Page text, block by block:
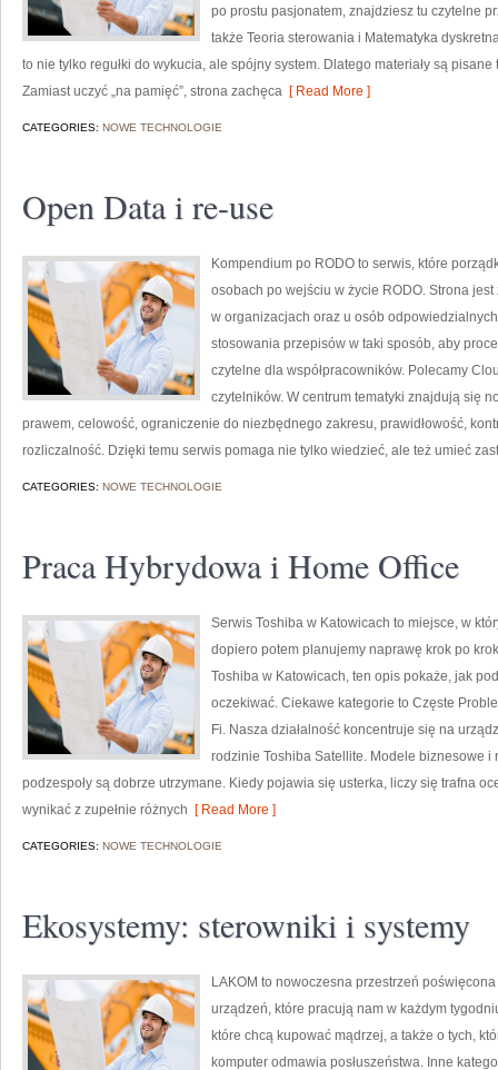
po prostu pasjonatem, znajdziesz tu czytelne
także Teoria sterowania i Matematyka
to nie tylko regułki do wykucia, ale spójny system. Dlatego materiały są
Zamiast uczyć „na pamięć”, strona zachęca [ Read More ]
CATEGORIES: NOWE TECHNOLOGIE
Open Data i re-use
Kompendium po RODO to serwis, które
osobach po wejściu w życie RODO. Strona
w organizacjach oraz u osób
stosowania przepisów w taki sposób, aby
czytelne dla współpracowników. Polecamy
czytelników. W centrum tematyki znajdują się
prawem, celowość, ograniczenie do niezbędnego zakresu, prawidłowość,
rozliczalność. Dzięki temu serwis pomaga nie tylko wiedzieć, ale też umieć
CATEGORIES: NOWE TECHNOLOGIE
Praca Hybrydowa i Home Office
Serwis Toshiba w Katowicach to miejsce, w
dopiero potem planujemy naprawę krok po
Toshiba w Katowicach, ten opis pokaże, jak
oczekiwać. Ciekawe kategorie to Częste
Fi. Nasza działalność koncentruje się na
rodzinie Toshiba Satellite. Modele biznesowe i
podzespoły są dobrze utrzymane. Kiedy pojawia się usterka, liczy się trafna
wynikać z zupełnie różnych [ Read More ]
CATEGORIES: NOWE TECHNOLOGIE
Ekosystemy: sterowniki i systemy
LAKOM to nowoczesna przestrzeń
urządzeń, które pracują nam w każdym
które chcą kupować mądrzej, a także o tych,
komputer odmawia posłuszeństwa. Inne